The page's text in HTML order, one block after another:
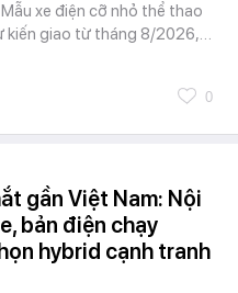
xe điện cỡ nhỏ thể thao
kiến giao từ tháng 8/2026,…
0
gần Việt Nam: Nội
bản điện chạy
hybrid cạnh tranh